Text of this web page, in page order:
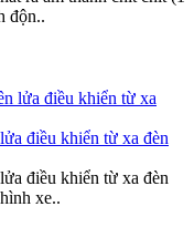
độn..
điều khiển từ xa đèn
điều khiển từ xa đèn
xe..